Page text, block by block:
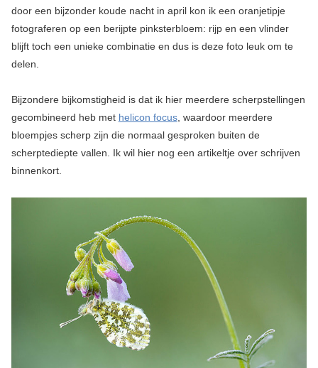
door een bijzonder koude nacht in april kon ik een oranjetipje
fotograferen op een berijpte pinksterbloem: rijp en een vlinder
blijft toch een unieke combinatie en dus is deze foto leuk om te
delen.
Bijzondere bijkomstigheid is dat ik hier meerdere scherpstellingen
gecombineerd heb met helicon focus, waardoor meerdere
bloempjes scherp zijn die normaal gesproken buiten de
scherptediepte vallen. Ik wil hier nog een artikeltje over schrijven
binnenkort.